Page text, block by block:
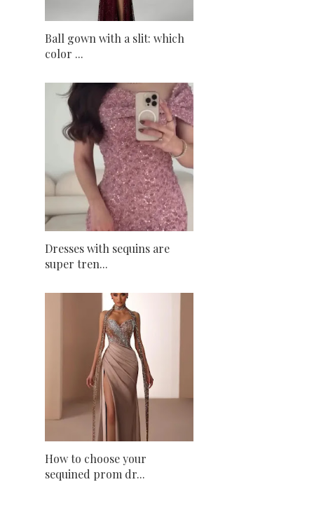
Ball gown with a slit: which
color ...
Dresses with sequins are
super tren...
How to choose your
sequined prom dr...